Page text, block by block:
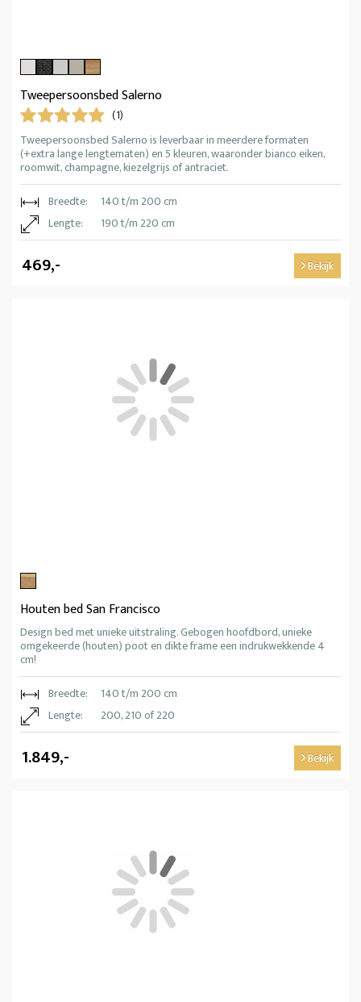
Tweepersoonsbed Salerno
(1)
Tweepersoonsbed Salerno is leverbaar in meerdere formaten
(+extra lange lengtematen) en 5 kleuren, waaronder bianco eiken,
roomwit, champagne, kiezelgrijs of antraciet.
Breedte:
140 t/m 200 cm
Lengte:
190 t/m 220 cm
469,- Bekijk
Houten bed San Francisco
Design bed met unieke uitstraling. Gebogen hoofdbord, unieke
omgekeerde (houten) poot en dikte frame een indrukwekkende 4
cm!
Breedte:
140 t/m 200 cm
Lengte:
200, 210 of 220
1.849,- Bekijk